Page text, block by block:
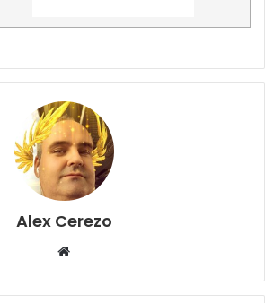
Alex Cerezo
Sitio